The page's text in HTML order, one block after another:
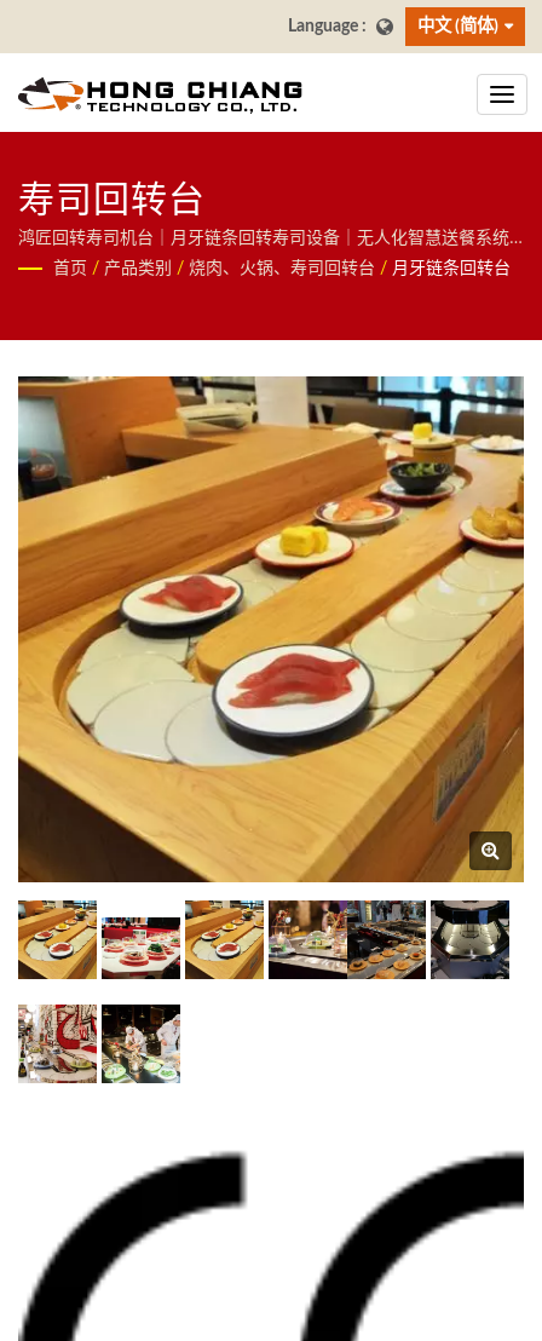
中文 (简体)
寿司回转台
鸿匠回转寿司机台｜月牙链条回转寿司设备｜无人化智慧送餐系统/
鴻匠科技(Hong Chiang)｜以轨道自动化核心技术跨足餐饮与物流领
首页 / 产品类别 / 烧肉、火锅、寿司回转台 / 月牙链条回转台